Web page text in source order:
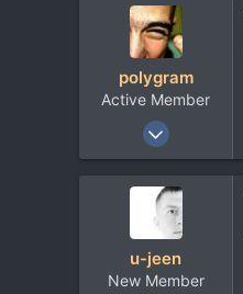
Ukraine , Kiev
polygram
Active Member
19 Июн 2009
u-jeen
New Member